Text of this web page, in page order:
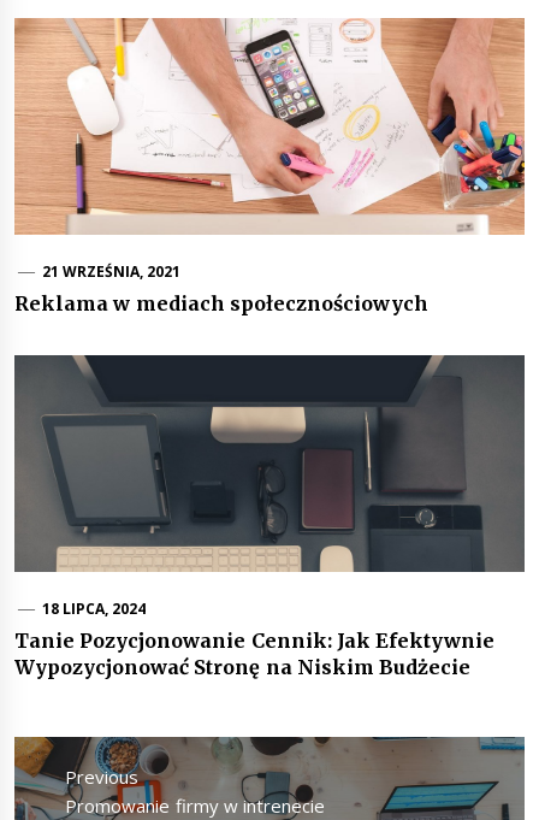
21 WRZEŚNIA, 2021
Reklama w mediach społecznościowych
18 LIPCA, 2024
Tanie Pozycjonowanie Cennik: Jak Efektywnie
Wypozycjonować Stronę na Niskim Budżecie
Nawigacja
wpisuPrevious
Previous
Promowanie firmy w intrenecie